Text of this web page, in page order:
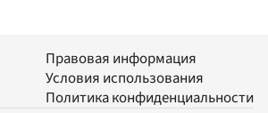
Правовая информация
Условия использования
Политика конфиденциальности